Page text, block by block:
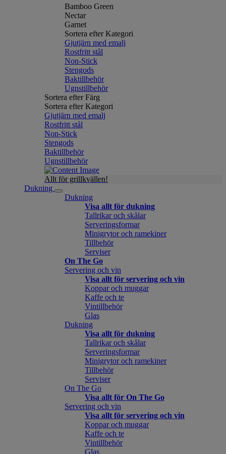
Bamboo Green
Nectar
Garnet
Sortera efter Kategori
Gjutjärn med emalj
Rostfritt stål
Non-Stick
Stengods
Baktillbehör
Ugnstillbehör
Sortera efter Färg
Sortera efter Kategori
Gjutjärn med emalj
Rostfritt stål
Non-Stick
Stengods
Baktillbehör
Ugnstillbehör
Allt för grillkvällen!
Dukning
Dukning
Visa allt för dukning
Tallrikar och skålar
Serveringsformar
Minigrytor och ramekiner
Tillbehör
Serviser
On The Go
Servering och vin
Visa allt för servering och vin
Koppar och muggar
Kaffe och te
Vintillbehör
Glas
Dukning
Visa allt för dukning
Tallrikar och skålar
Serveringsformar
Minigrytor och ramekiner
Tillbehör
Serviser
On The Go
Visa allt för On The Go
Servering och vin
Visa allt för servering och vin
Koppar och muggar
Kaffe och te
Vintillbehör
Glas